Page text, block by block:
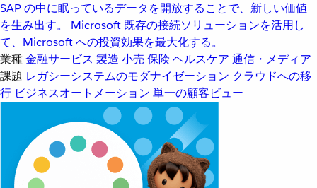
SAP の中に眠っているデータを開放することで、新しい価値
を生み出す。
Microsoft 既存の接続ソリューションを活用し
て、Microsoft への投資効果を最大化する。
業種金融サービス 製造 小売 保険 ヘルスケア 通信・メディア
課題 レガシーシステムのモダナイゼーション クラウドへの移
行 ビジネスオートメーション 単一の顧客ビュー